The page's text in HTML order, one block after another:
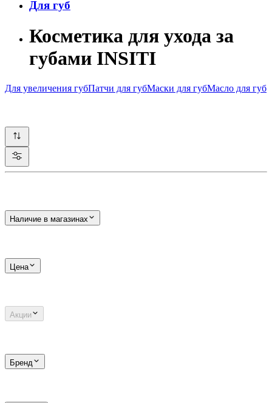
Для губ
Косметика для ухода за
губами INSITI
Для увеличения губПатчи для губМаски для губМасло для губ
Наличие в магазинах
Цена
Акции
Бренд